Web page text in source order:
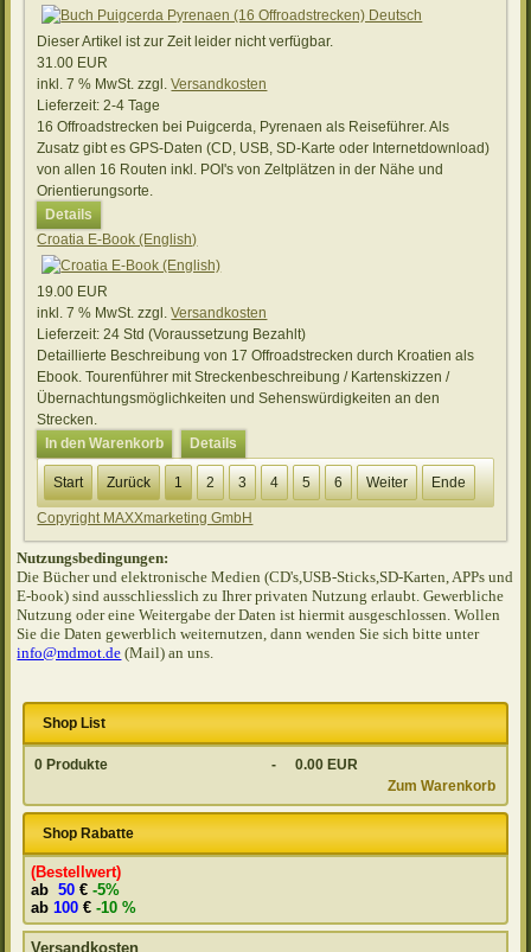
Dieser Artikel ist zur Zeit leider nicht verfügbar.
31.00 EUR
inkl. 7 % MwSt. zzgl.Versandkosten
Lieferzeit:2-4 Tage
16 Offroadstrecken bei Puigcerda, Pyrenaen als Reiseführer. Als
Zusatz gibt es GPS-Daten (CD, USB, SD-Karte oder Internetdownload)
von allen 16 Routen inkl. POI's von Zeltplätzen in der Nähe und
Orientierungsorte.
Details
Croatia E-Book (English)
19.00 EUR
inkl. 7 % MwSt. zzgl.Versandkosten
Lieferzeit:24 Std (Voraussetzung Bezahlt)
Detaillierte Beschreibung von 17 Offroadstrecken durch Kroatien als
Ebook. Tourenführer mit Streckenbeschreibung / Kartenskizzen /
Übernachtungsmöglichkeiten und Sehenswürdigkeiten an den
Strecken.
In den Warenkorb
Details
Start Zurück 1 2 3 4 5 6 Weiter Ende
Copyright MAXXmarketing GmbH
Nutzungsbedingungen:
Die Bücher und elektronische Medien (CD's,USB-Sticks,SD-Karten, APPs und
E-book) sind ausschliesslich zu Ihrer privaten Nutzung erlaubt. Gewerbliche
Nutzung oder eine Weitergabe der Daten ist hiermit ausgeschlossen. Wollen
Sie die Daten gewerblich weiternutzen, dann wenden Sie sich bitte unter
info@mdmot.de (Mail) an uns.
Shop List
0 Produkte -
0.00 EUR
Zum Warenkorb
Shop Rabatte
(Bestellwert)
ab 50 €-5%
ab 100 €-10 %
Versandkosten